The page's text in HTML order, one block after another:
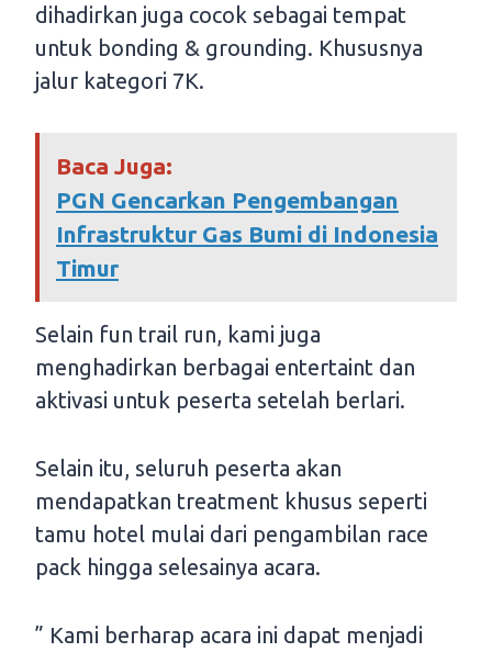
dihadirkan juga cocok sebagai tempat
untuk bonding & grounding. Khususnya
jalur kategori 7K.
Baca Juga:
PGN Gencarkan Pengembangan
Infrastruktur Gas Bumi di Indonesia
Timur
Selain fun trail run, kami juga
menghadirkan berbagai entertaint dan
aktivasi untuk peserta setelah berlari.
Selain itu, seluruh peserta akan
mendapatkan treatment khusus seperti
tamu hotel mulai dari pengambilan race
pack hingga selesainya acara.
” Kami berharap acara ini dapat menjadi